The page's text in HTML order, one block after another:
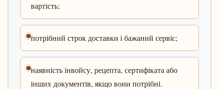
вартість;
потрібний строк доставки і бажаний сервіс;
наявність інвойсу, рецепта, сертифіката або
інших документів, якщо вони потрібні.